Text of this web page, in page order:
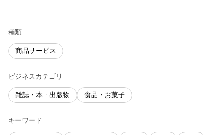
種類
商品サービス
ビジネスカテゴリ
雑誌・本・出版物 食品・お菓子
キーワード